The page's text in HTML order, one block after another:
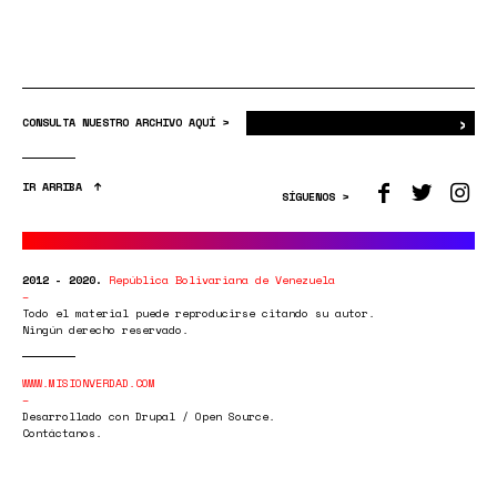
CONSULTA NUESTRO ARCHIVO AQUÍ > ›
IR ARRIBA
SÍGUENOS >
2012 - 2020. República Bolivariana de Venezuela
Todo el material puede reproducirse citando su autor.
Ningún derecho reservado.
WWW.MISIONVERDAD.COM
Desarrollado con Drupal / Open Source.
Contáctanos.